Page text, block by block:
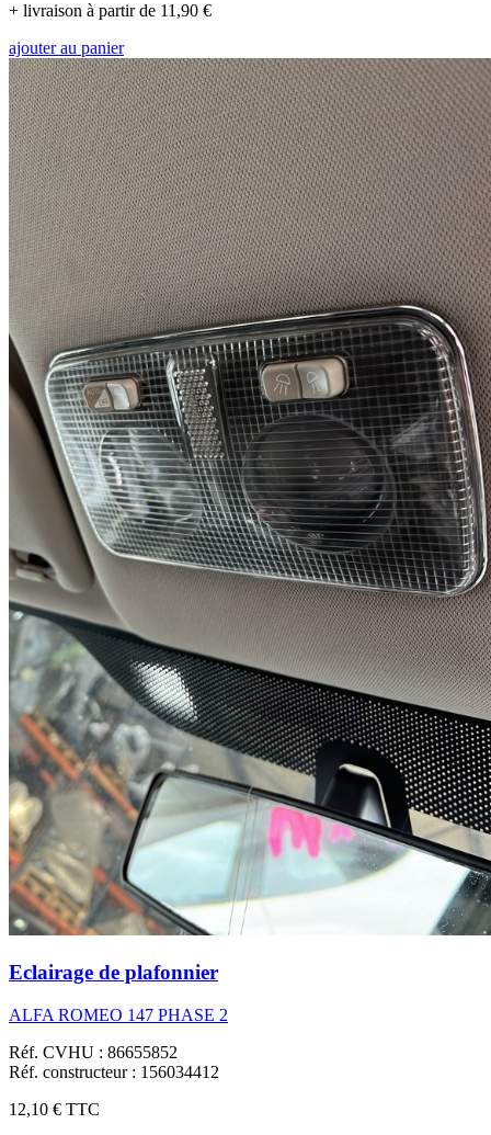
+ livraison à partir de 11,90 €
ajouter au panier
Eclairage de plafonnier
ALFA ROMEO 147 PHASE 2
Réf. CVHU : 86655852
Réf. constructeur : 156034412
12,10 € TTC